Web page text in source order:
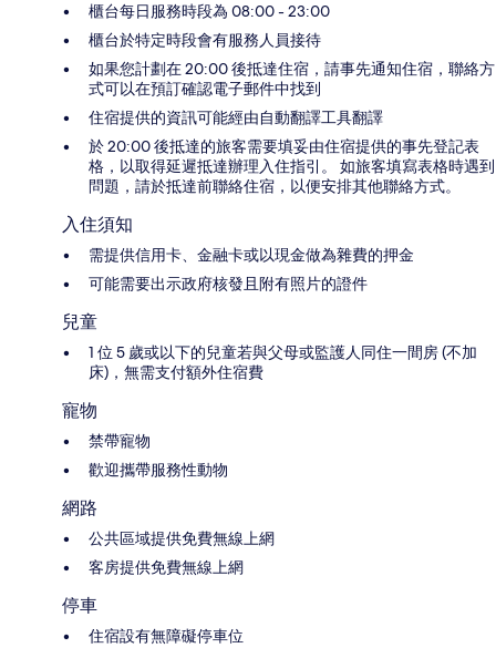
櫃台每日服務時段為 08:00 - 23:00
櫃台於特定時段會有服務人員接待
如果您計劃在 20:00 後抵達住宿，請事先通知住宿，聯絡方
式可以在預訂確認電子郵件中找到
住宿提供的資訊可能經由自動翻譯工具翻譯
於 20:00 後抵達的旅客需要填妥由住宿提供的事先登記表
格，以取得延遲抵達辦理入住指引。 如旅客填寫表格時遇到
問題，請於抵達前聯絡住宿，以便安排其他聯絡方式。
入住須知
需提供信用卡、金融卡或以現金做為雜費的押金
可能需要出示政府核發且附有照片的證件
兒童
1 位 5 歲或以下的兒童若與父母或監護人同住一間房 (不加
床)，無需支付額外住宿費
寵物
禁帶寵物
歡迎攜帶服務性動物
網路
公共區域提供免費無線上網
客房提供免費無線上網
停車
住宿設有無障礙停車位